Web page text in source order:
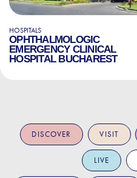
HOSPITALS
OPHTHALMOLOGIC
EMERGENCY CLINICAL
HOSPITAL BUCHAREST
DISCOVER VISIT
LIVE